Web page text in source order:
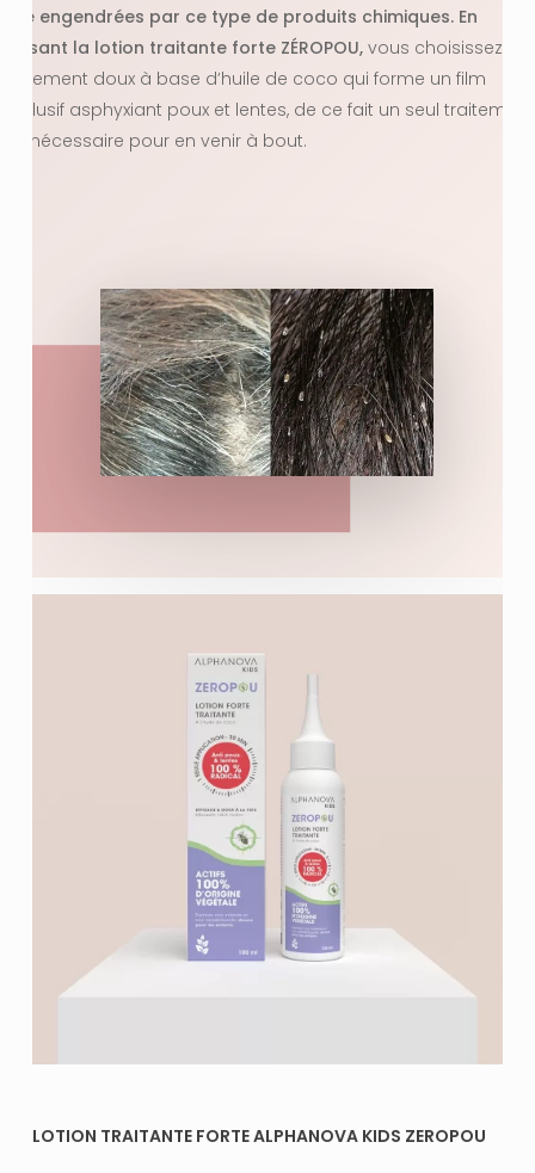
engendrées par ce type de produits chimiques. En
la lotion traitante forte ZÉROPOU, vous choisissez un
doux à base d’huile de coco qui forme un film
asphyxiant poux et lentes, de ce fait un seul traitement
nécessaire pour en venir à bout.
LOTION TRAITANTE FORTE ALPHANOVA KIDS ZEROPOU